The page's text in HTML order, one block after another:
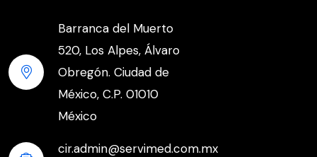
Barranca del Muerto
520, Los Alpes, Álvaro
Obregón. Ciudad de
México, C.P. 01010
México
cir.admin@servimed.com.mx